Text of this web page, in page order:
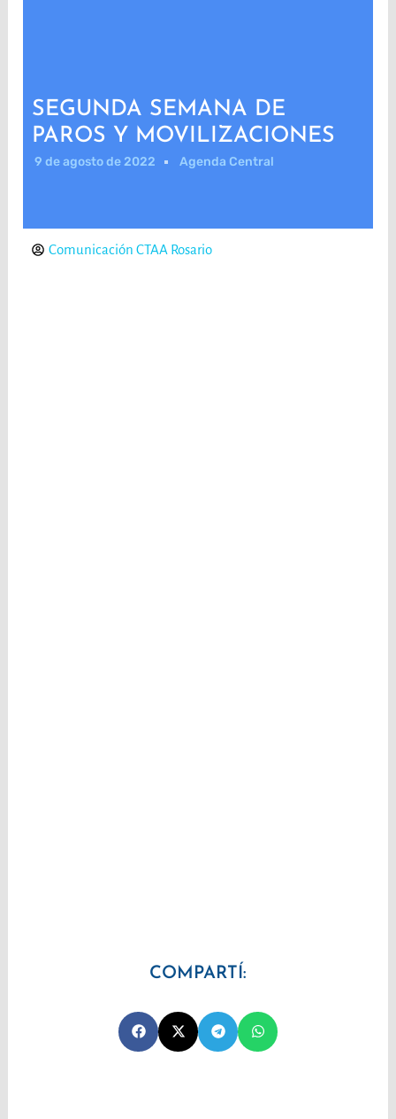
SEGUNDA SEMANA DE
PAROS Y MOVILIZACIONES
9 de agosto de 2022 Agenda Central
Comunicación CTAA Rosario
COMPARTÍ: